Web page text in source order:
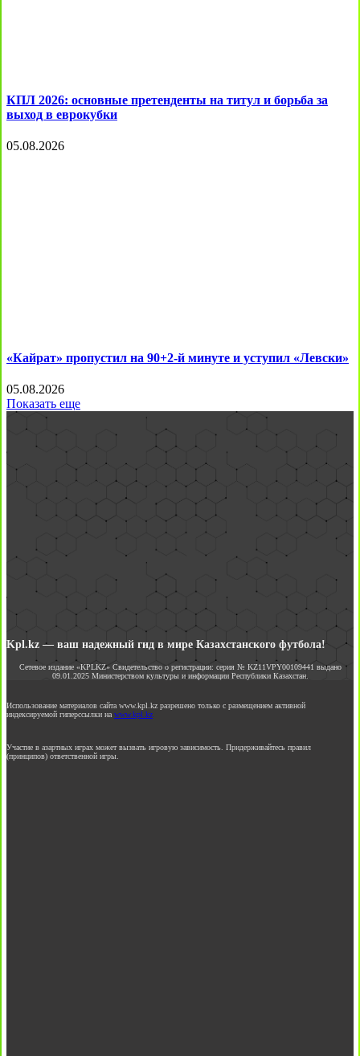
КПЛ 2026: основные претенденты на титул и борьба за
выход в еврокубки
05.08.2026
«Кайрат» пропустил на 90+2-й минуте и уступил «Левски»
05.08.2026
Показать еще
Kpl.kz — ваш надежный гид в мире Казахстанского футбола!
Сетевое издание «KPLKZ» Свидетельство о регистрации: серия № KZ11VPY00109441 выдано
09.01.2025 Министерством культуры и информации Республики Казахстан.
Использование материалов сайта www.kpl.kz разрешено только с размещением активной
индексируемой гиперссылки на www.kpl.kz
Участие в азартных играх может вызвать игровую зависимость. Придерживайтесь правил
(принципов) ответственной игры.